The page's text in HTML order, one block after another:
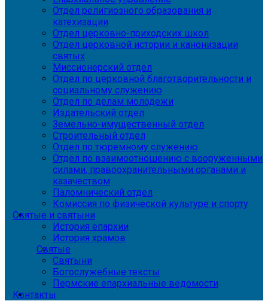
Отдел религиозного образования и
катехизации
Отдел церковно-приходских школ
Отдел церковной истории и канонизации
святых
Миссионерский отдел
Отдел по церковной благотворительности и
социальному служению
Отдел по делам молодежи
Издательский отдел
Земельно-имущественный отдел
Строительный отдел
Отдел по тюремному служению
Отдел по взаимоотношению с вооруженными
силами, правоохранительными органами и
казачеством
Паломнический отдел
Комиссия по физической культуре и спорту
Святые и святыни
История епархии
История храмов
Святые
Святыни
Богослужебные тексты
Пермские епархиальные ведомости
Контакты